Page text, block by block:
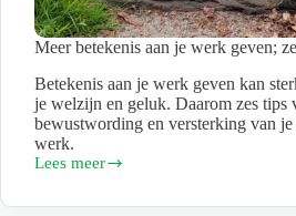
Meer betekenis aan je werk geven;
Betekenis aan je werk geven kan
je welzijn en geluk. Daarom zes tips
bewustwording en versterking van
werk.
Lees meer
Meer
aan